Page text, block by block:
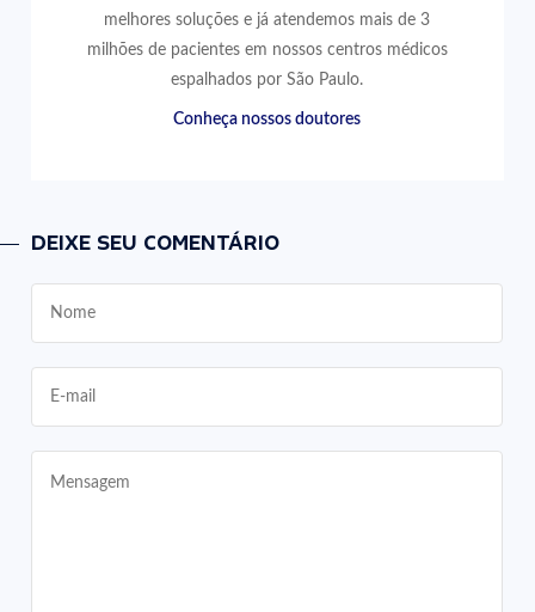
melhores soluções e já atendemos mais de 3
milhões de pacientes em nossos centros médicos
espalhados por São Paulo.
Conheça nossos doutores
DEIXE SEU COMENTÁRIO